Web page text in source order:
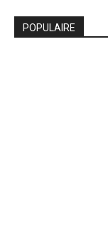
POPULAIRE